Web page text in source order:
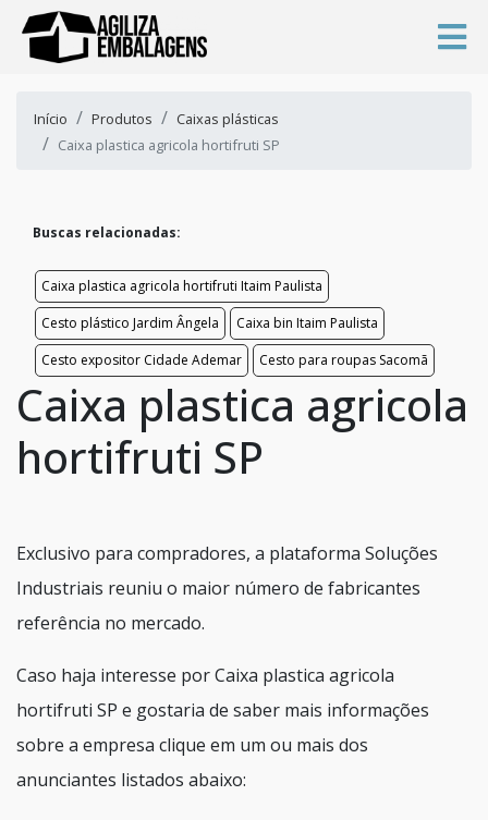
Início Produtos
Caixas plásticas
Caixa plastica agricola hortifruti SP
Buscas relacionadas:
Caixa plastica agricola hortifruti Itaim Paulista
Cesto plástico Jardim Ângela
Caixa bin Itaim Paulista
Cesto expositor Cidade Ademar
Cesto para roupas Sacomã
Caixa plastica agricola
hortifruti SP
Exclusivo para compradores, a plataforma Soluções
Industriais reuniu o maior número de fabricantes
referência no mercado.
Caso haja interesse por Caixa plastica agricola
hortifruti SP e gostaria de saber mais informações
sobre a empresa clique em um ou mais dos
anunciantes listados abaixo: